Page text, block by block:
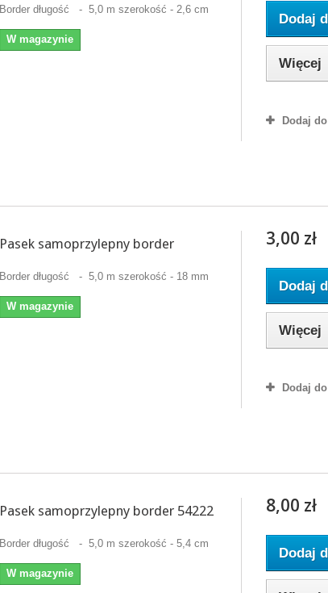
Border długość - 5,0 m szerokość - 2,6 cm
W magazynie
Dodaj
Więcej
Dodaj
Pasek samoprzylepny border
Border długość - 5,0 m szerokość - 18 mm
W magazynie
3,00 zł
Dodaj
Więcej
Dodaj
Pasek samoprzylepny border 54222
Border długość - 5,0 m szerokość - 5,4 cm
W magazynie
8,00 zł
Dodaj